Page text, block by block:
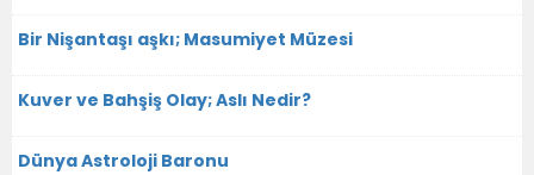
Bir Nişantaşı aşkı; Masumiyet Müzesi
Kuver ve Bahşiş Olay; Aslı Nedir?
Dünya Astroloji Baronu